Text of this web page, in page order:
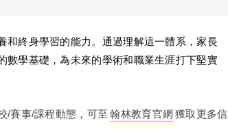
和終身學習的能力。通過理解這一體系，家長
數學基礎，為未來的學術和職業生涯打下堅實
/賽事/課程動態，可至 翰林教育官網 獲取更多信